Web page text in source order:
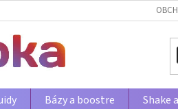
Bázy a boostre Shake